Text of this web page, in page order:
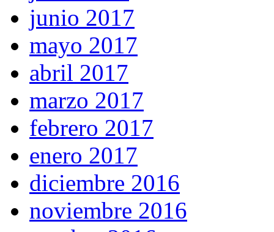
junio 2017
mayo 2017
abril 2017
marzo 2017
febrero 2017
enero 2017
diciembre 2016
noviembre 2016